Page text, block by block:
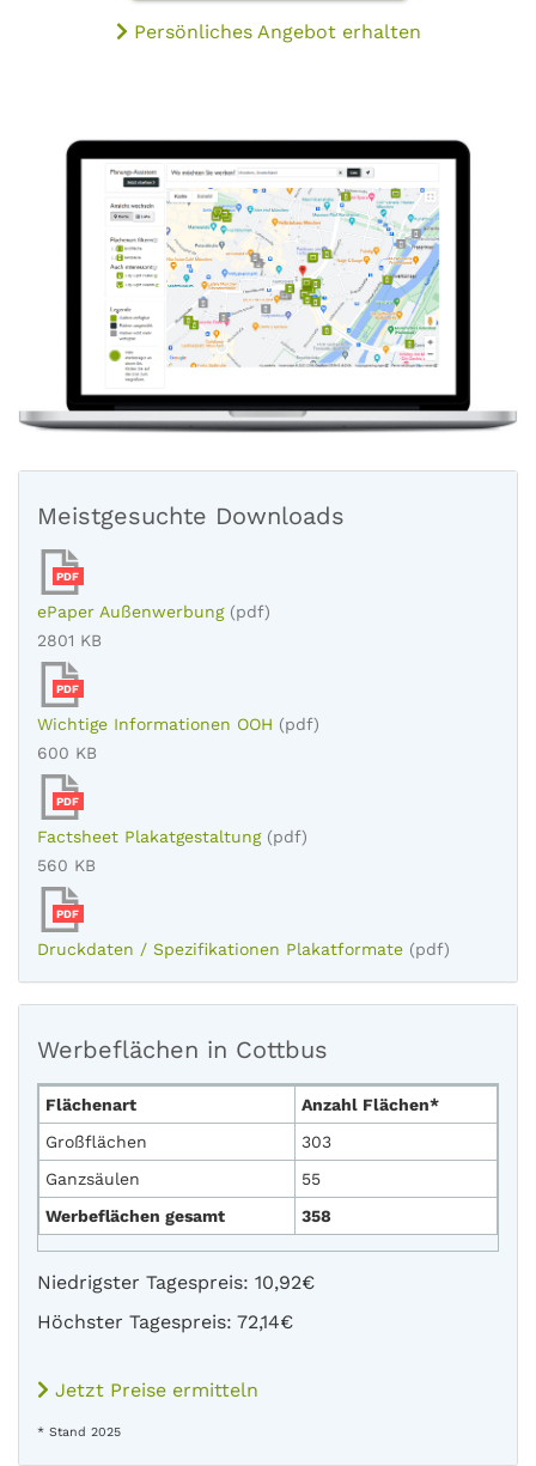
Persönliches Angebot erhalten
Meistgesuchte Downloads
PDF
ePaper Außenwerbung (pdf)
2801 KB
PDF
Wichtige Informationen OOH (pdf)
600 KB
PDF
Factsheet Plakatgestaltung (pdf)
560 KB
PDF
Druckdaten / Spezifikationen Plakatformate (pdf)
Werbeflächen in Cottbus
Flächenart
Anzahl Flächen*
Großflächen
303
Ganzsäulen
55
Werbeflächen gesamt
358
Niedrigster Tagespreis: 10,92€
Höchster Tagespreis: 72,14€
Jetzt Preise ermitteln
* Stand 2025